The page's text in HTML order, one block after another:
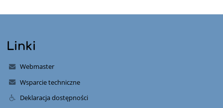
Linki
Webmaster
Wsparcie techniczne
Deklaracja dostępności